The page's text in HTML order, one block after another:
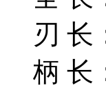
刃 长
柄 长